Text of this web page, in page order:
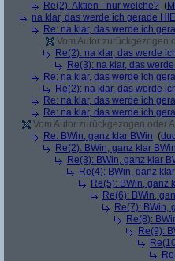
Re(2): Aktien - nur welche? (
na klar, das werde ich gerade
Re: na klar, das werde ich
Vom Autor zurückgezogen
Re(2): na klar, das werde
Re(3): na klar, das
Re: na klar, das werde ich
Re(2): na klar, das werde
Re: na klar, das werde ich
Re: na klar, das werde ich
Vom Autor zurückgezogen oder
Re: BWin, ganz klar BWin (
Re(2): BWin, ganz klar BWin
Re(3): BWin, ganz klar
Re(4): BWin, ganz
Re(5): BWin, ganz
Re(6): BWin,
Re(7): BWin,
Re(8):
Re(9):